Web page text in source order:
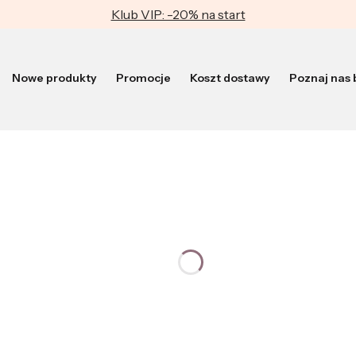
Klub VIP: -20% na start
Nowe produkty Promocje Koszt dostawy Poznaj nas